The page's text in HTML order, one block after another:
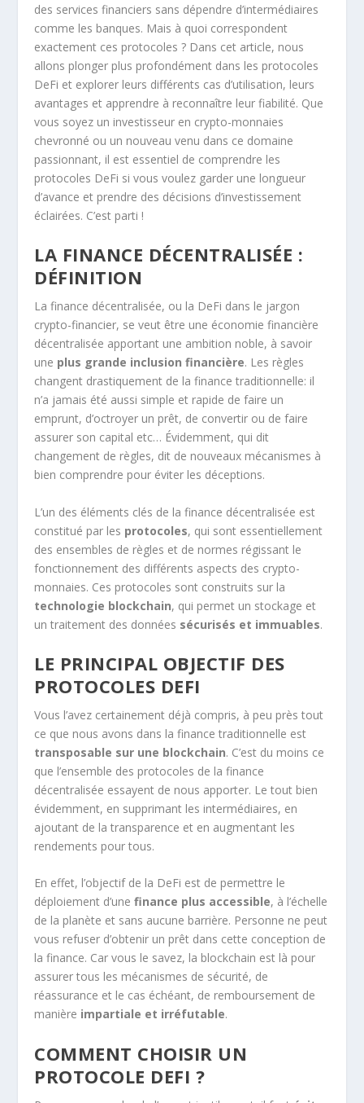
des services financiers sans dépendre d’intermédiaires
comme les banques. Mais à quoi correspondent
exactement ces protocoles ? Dans cet article, nous
allons plonger plus profondément dans les protocoles
DeFi et explorer leurs différents cas d’utilisation, leurs
avantages et apprendre à reconnaître leur fiabilité. Que
vous soyez un investisseur en crypto-monnaies
chevronné ou un nouveau venu dans ce domaine
passionnant, il est essentiel de comprendre les
protocoles DeFi si vous voulez garder une longueur
d’avance et prendre des décisions d’investissement
éclairées. C’est parti !
LA FINANCE DÉCENTRALISÉE :
DÉFINITION
La finance décentralisée, ou la DeFi dans le jargon
crypto-financier, se veut être une économie financière
décentralisée apportant une ambition noble, à savoir
une plus grande inclusion financière. Les règles
changent drastiquement de la finance traditionnelle: il
n’a jamais été aussi simple et rapide de faire un
emprunt, d’octroyer un prêt, de convertir ou de faire
assurer son capital etc… Évidemment, qui dit
changement de règles, dit de nouveaux mécanismes à
bien comprendre pour éviter les déceptions.
L’un des éléments clés de la finance décentralisée est
constitué par les protocoles, qui sont essentiellement
des ensembles de règles et de normes régissant le
fonctionnement des différents aspects des crypto-
monnaies. Ces protocoles sont construits sur la
technologie blockchain, qui permet un stockage et
un traitement des données sécurisés et immuables.
LE PRINCIPAL OBJECTIF DES
PROTOCOLES DEFI
Vous l’avez certainement déjà compris, à peu près tout
ce que nous avons dans la finance traditionnelle est
transposable sur une blockchain. C’est du moins ce
que l’ensemble des protocoles de la finance
décentralisée essayent de nous apporter. Le tout bien
évidemment, en supprimant les intermédiaires, en
ajoutant de la transparence et en augmentant les
rendements pour tous.
En effet, l’objectif de la DeFi est de permettre le
déploiement d’une finance plus accessible, à l’échelle
de la planète et sans aucune barrière. Personne ne peut
vous refuser d’obtenir un prêt dans cette conception de
la finance. Car vous le savez, la blockchain est là pour
assurer tous les mécanismes de sécurité, de
réassurance et le cas échéant, de remboursement de
manière impartiale et irréfutable.
COMMENT CHOISIR UN
PROTOCOLE DEFI ?